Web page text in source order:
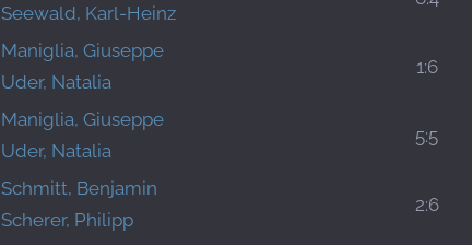
Seewald, Karl-Heinz
Maniglia, Giuseppe
Uder, Natalia
1:6
Maniglia, Giuseppe
Uder, Natalia
5:5
Schmitt, Benjamin
Scherer, Philipp
2:6